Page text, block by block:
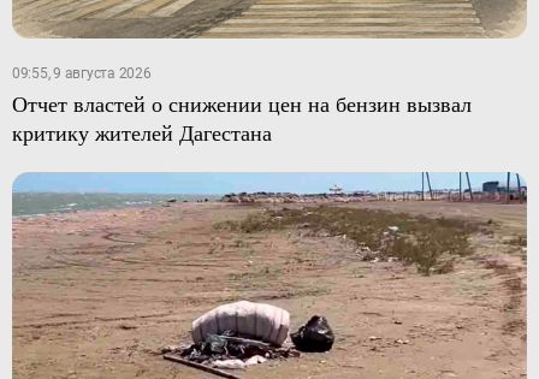
09:55, 9 августа 2026
Отчет властей о снижении цен на бензин вызвал
критику жителей Дагестана